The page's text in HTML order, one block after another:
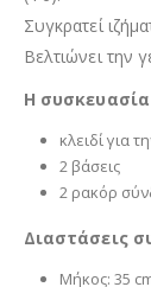
Συγκρατεί
Βελτιώνει την
Η συσκευασία
κλειδί για
2 βάσεις
2 ρακόρ
Διαστάσεις
Μήκος: 35